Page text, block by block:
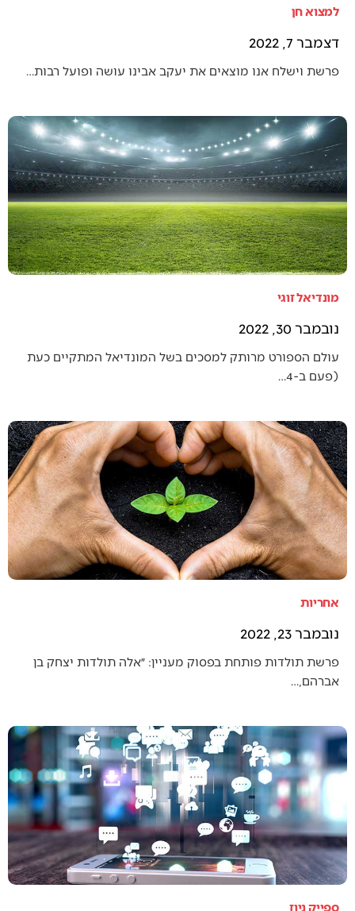
למצוא חן
דצמבר 7, 2022
פרשת וישלח אנו מוצאים את יעקב אבינו עושה ופועל רבות…
מונדיאל זוגי
נובמבר 30, 2022
עולם הספורט מרותק למסכים בשל המונדיאל המתקיים כעת
(פעם ב-4…
אחריות
נובמבר 23, 2022
פרשת תולדות פותחת בפסוק מעניין: ״אלה תולדות יצחק בן
אברהם,…
ספייק ניוז